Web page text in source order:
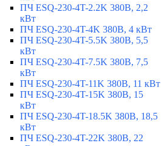
ПЧ ESQ-230-4T-2.2K 380В, 2,2
кВт
ПЧ ESQ-230-4T-4K 380В, 4 кВт
ПЧ ESQ-230-4T-5.5K 380В, 5,5
кВт
ПЧ ESQ-230-4T-7.5K 380В, 7,5
кВт
ПЧ ESQ-230-4T-11K 380В, 11 кВт
ПЧ ESQ-230-4T-15K 380В, 15
кВт
ПЧ ESQ-230-4T-18.5K 380В, 18,5
кВт
ПЧ ESQ-230-4T-22K 380В, 22